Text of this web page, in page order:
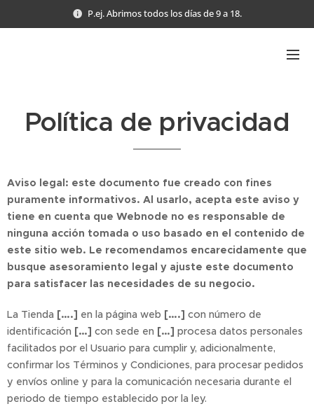
P.ej. Abrimos todos los días de 9 a 18.
Política de privacidad
Aviso legal: este documento fue creado con fines
puramente informativos. Al usarlo, acepta este aviso y
tiene en cuenta que Webnode no es responsable de
ninguna acción tomada o uso basado en el contenido de
este sitio web. Le recomendamos encarecidamente que
busque asesoramiento legal y ajuste este documento
para satisfacer las necesidades de su negocio.
La Tienda [….] en la página web [….] con número de
identificación […] con sede en […] procesa datos personales
facilitados por el Usuario para cumplir y, adicionalmente,
confirmar los Términos y Condiciones, para procesar pedidos
y envíos online y para la comunicación necesaria durante el
periodo de tiempo establecido por la ley.